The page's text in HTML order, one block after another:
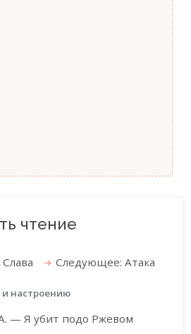
чтение
Следующее: Атака
настроению
— Я убит подо Ржевом